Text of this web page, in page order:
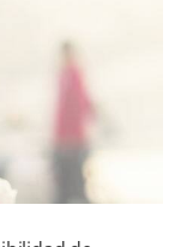
SUSCRÍBASE